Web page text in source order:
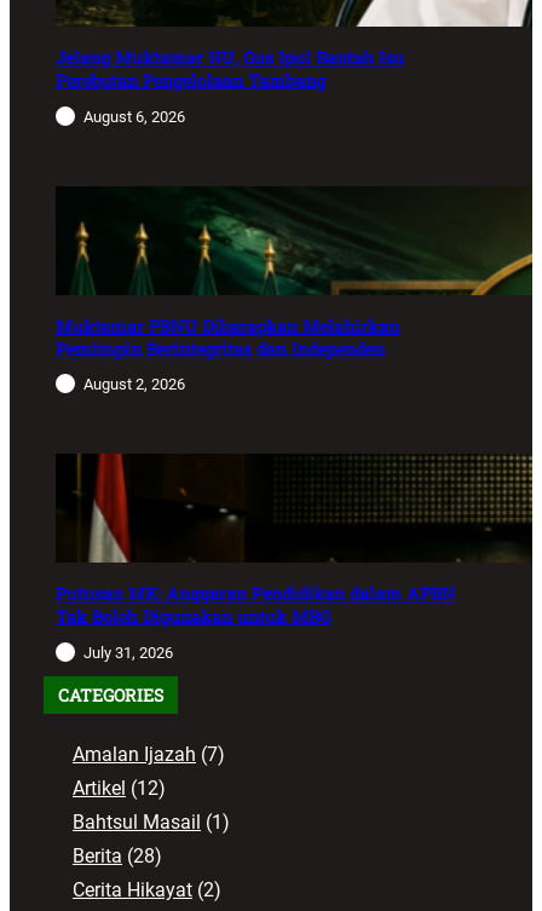
Jelang Muktamar NU, Gus Ipul Bantah Isu
Perebutan Pengelolaan Tambang
August 6, 2026
Muktamar PBNU Diharapkan Melahirkan
Pemimpin Berintegritas dan Independen
August 2, 2026
Putusan MK: Anggaran Pendidikan dalam APBN
Tak Boleh Digunakan untuk MBG
July 31, 2026
CATEGORIES
Amalan Ijazah (7)
Artikel (12)
Bahtsul Masail (1)
Berita (28)
Cerita Hikayat (2)